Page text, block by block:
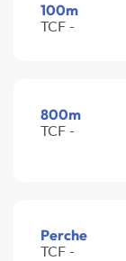
100m
TCF -
800m
TCF -
Perche
TCF -